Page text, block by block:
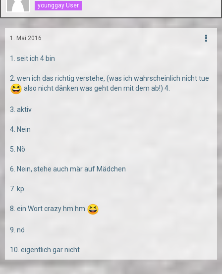
younggay User
1. Mai 2016
1. seit ich 4 bin
2. wen ich das richtig verstehe, (was ich wahrscheinlich nicht tue
also nicht dänken was geht den mit dem ab!) 4.
3. aktiv
4. Nein
5. Nö
6. Nein, stehe auch mär auf Mädchen
7. kp
8. ein Wort crazy hm hm
9. nö
10. eigentlich gar nicht